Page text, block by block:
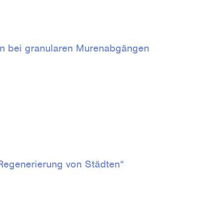
bei granularen Murenabgängen
von Städten“